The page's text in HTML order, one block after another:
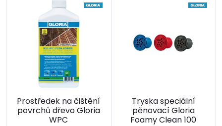
Prostředek na čištění
povrchů dřevo Gloria
WPC
Tryska speciální
pěnovací Gloria
Foamy Clean 100